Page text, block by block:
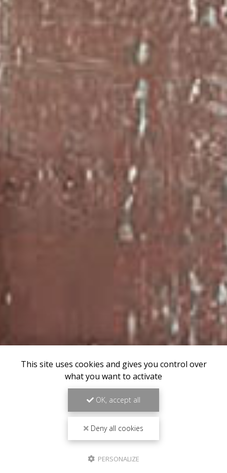
This site uses cookies and gives you control over
what you want to activate
OK, accept all
Deny all cookies
PERSONALIZE